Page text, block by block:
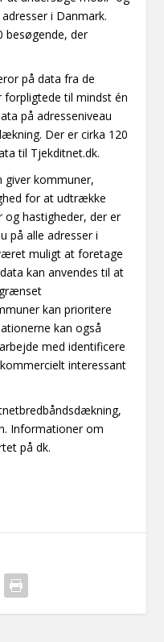
i Danmark.
besøgende, der
på data fra de
forpligtede til mindst én
på adresseniveau
Der er cirka 120
til Tjekditnet.dk.
giver kommuner,
for at udtrække
og hastigheder, der er
på alle adresser i
muligt at foretage
kan anvendes til at
kan prioritere
kan også
med identificere
interessant
Informationer om
pådk.